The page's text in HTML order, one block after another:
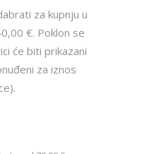
za kupnju u
€. Poklon se
će biti prikazani
za iznos